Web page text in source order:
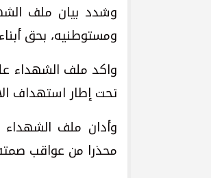
وشدد بيان ملف
ومستوطنيه، بحق
واكد ملف الشهداء
تحت إطار استهداف
وأدان ملف
محذرا من عواقب